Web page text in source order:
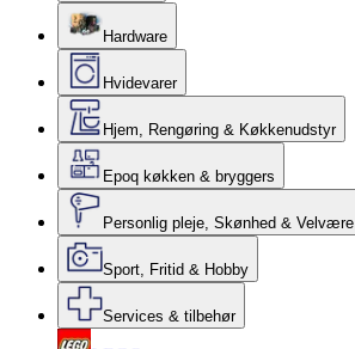
Hardware
Hvidevarer
Hjem, Rengøring & Køkkenudstyr
Epoq køkken & bryggers
Personlig pleje, Skønhed & Velvære
Sport, Fritid & Hobby
Services & tilbehør